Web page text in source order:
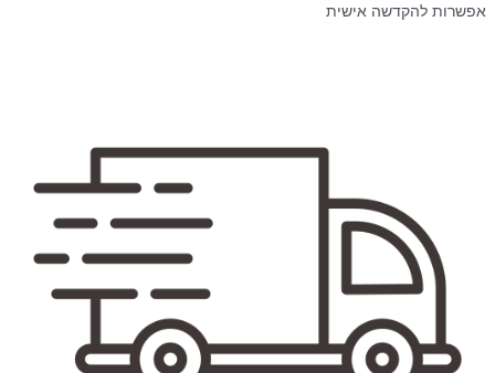
אפשרות להקדשה אישית